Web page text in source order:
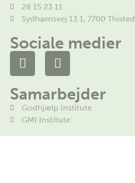
28 15 23 11
Sydhavnsvej 13.1, 7700 Thisted
Sociale medier
Samarbejder
Godhjælp Institute
GMI Institute